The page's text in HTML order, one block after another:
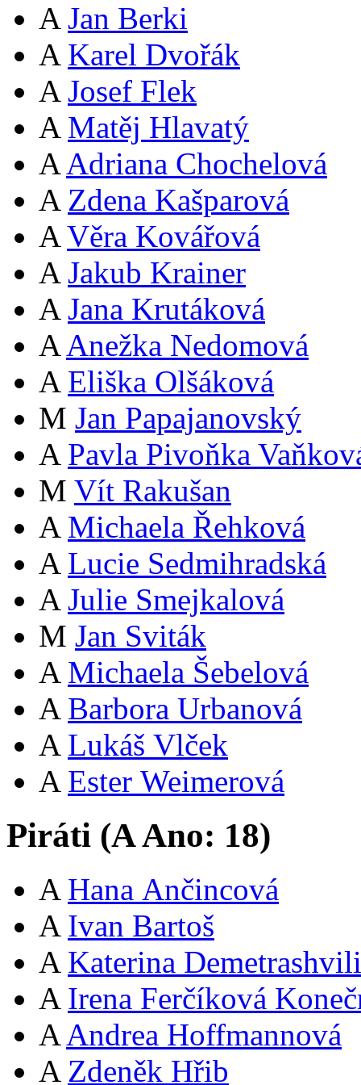
A Jan Berki
A Karel Dvořák
A Josef Flek
A Matěj Hlavatý
A Adriana Chochelová
A Zdena Kašparová
A Věra Kovářová
A Jakub Krainer
A Jana Krutáková
A Anežka Nedomová
A Eliška Olšáková
M Jan Papajanovský
A Pavla Pivoňka
M Vít Rakušan
A Michaela Řehková
A Lucie Sedmihradská
A Julie Smejkalová
M Jan Sviták
A Michaela Šebelová
A Barbora Urbanová
A Lukáš Vlček
A Ester Weimerová
Piráti (AAno: 18)
A Hana Ančincová
A Ivan Bartoš
A Katerina Demetrashvili
A Irena Ferčíková
A Andrea Hoffmannová
A Zdeněk Hřib